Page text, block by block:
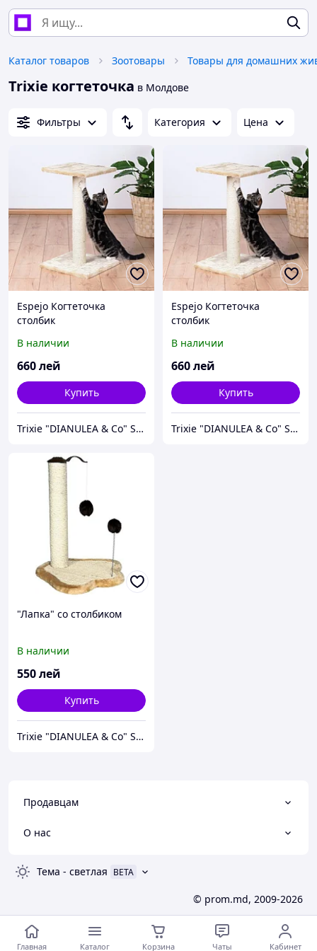
Каталог товаров Зоотовары
Trixie когтеточка в Молдове
Фильтры Категория Цена
Espejo Когтеточка
столбик
В наличии
660лей
Купить
Trixie "DIANULEA & Co" SRL
Espejo Когтеточка
столбик
В наличии
660лей
Купить
Trixie "DIANULEA & Co" SRL
"Лапка" со столбиком
В наличии
550лей
Купить
Trixie "DIANULEA & Co" SRL
Продавцам
О нас
Тема - светлая BETA
© prom.md, 2009-2026
Главная Каталог Корзина Чаты Кабинет